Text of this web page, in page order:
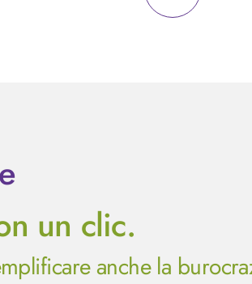
un clic.
anche la